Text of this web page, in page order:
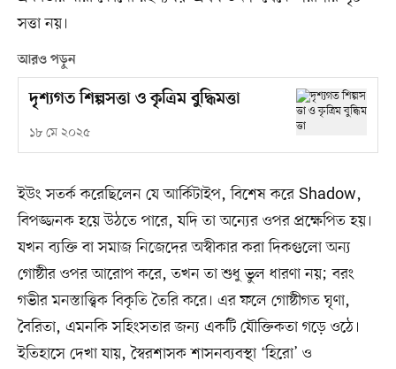
সত্তা নয়।
আরও পড়ুন
দৃশ্যগত শিল্পসত্তা ও কৃত্রিম বুদ্ধিমত্তা
১৮ মে ২০২৫
ইউং সতর্ক করেছিলেন যে আর্কিটাইপ, বিশেষ করে Shadow,
বিপজ্জনক হয়ে উঠতে পারে, যদি তা অন্যের ওপর প্রক্ষেপিত হয়।
যখন ব্যক্তি বা সমাজ নিজেদের অস্বীকার করা দিকগুলো অন্য
গোষ্ঠীর ওপর আরোপ করে, তখন তা শুধু ভুল ধারণা নয়; বরং
গভীর মনস্তাত্ত্বিক বিকৃতি তৈরি করে। এর ফলে গোষ্ঠীগত ঘৃণা,
বৈরিতা, এমনকি সহিংসতার জন্য একটি যৌক্তিকতা গড়ে ওঠে।
ইতিহাসে দেখা যায়, স্বৈরশাসক শাসনব্যবস্থা ‘হিরো’ ও